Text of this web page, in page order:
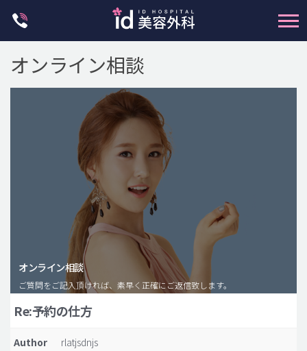
脂肪注入(アンチエイジング)
豊胸手術・バストアップ
プチ整形
オンライン相談
オンライン相談
ご質問をご記入頂ければ、素早く正確にご返信致します。
Re:予約の仕方
Author
rlatjsdnjs